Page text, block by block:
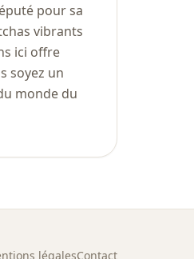
pour sa
vibrants
ici offre
soyez un
monde du
légalesContact